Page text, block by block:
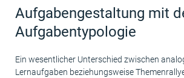
Aufgabengestaltung mit
Aufgabentypologie
Ein wesentlicher Unterschied zwischen
Lernaufgaben beziehungsweise